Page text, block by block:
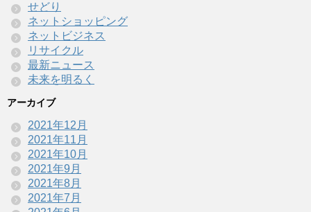
せどり
ネットショッピング
ネットビジネス
リサイクル
最新ニュース
未来を明るく
アーカイブ
2021年12月
2021年11月
2021年10月
2021年9月
2021年8月
2021年7月